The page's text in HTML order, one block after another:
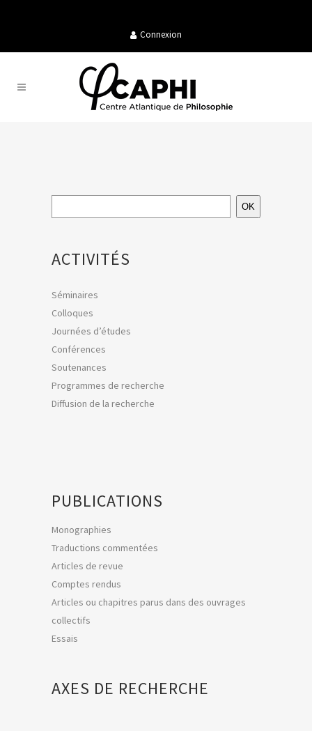
Connexion
OK
ACTIVITÉS
Séminaires
Colloques
Journées d’études
Conférences
Soutenances
Programmes de recherche
Diffusion de la recherche
PUBLICATIONS
Monographies
Traductions commentées
Articles de revue
Comptes rendus
Articles ou chapitres parus dans des ouvrages
collectifs
Essais
AXES DE RECHERCHE